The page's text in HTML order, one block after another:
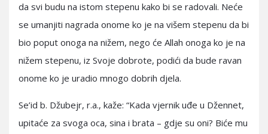
da svi budu na istom stepenu kako bi se radovali. Neće
se umanjiti nagrada onome ko je na višem stepenu da bi
bio poput onoga na nižem, nego će Allah onoga ko je na
nižem stepenu, iz Svoje dobrote, podići da bude ravan
onome ko je uradio mnogo dobrih djela.
Se’id b. Džubejr, r.a., kaže: “Kada vjernik uđe u Džennet,
upitaće za svoga oca, sina i brata – gdje su oni? Biće mu